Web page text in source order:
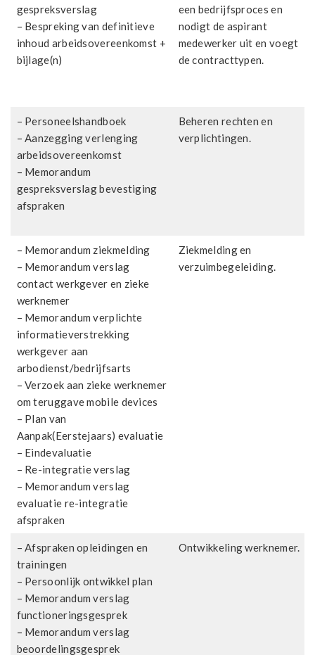
gespreksverslag
– Bespreking van definitieve
inhoud arbeidsovereenkomst +
bijlage(n)
een bedrijfsproces en
nodigt de aspirant
medewerker uit en voegt
de contracttypen.
– Personeelshandboek
– Aanzegging verlenging
arbeidsovereenkomst
– Memorandum
gespreksverslag bevestiging
afspraken
Beheren rechten en
verplichtingen.
– Memorandum ziekmelding
– Memorandum verslag
contact werkgever en zieke
werknemer
– Memorandum verplichte
informatieverstrekking
werkgever aan
arbodienst/bedrijfsarts
– Verzoek aan zieke werknemer
om teruggave mobile devices
– Plan van
Aanpak(Eerstejaars) evaluatie
– Eindevaluatie
– Re-integratie verslag
– Memorandum verslag
evaluatie re-integratie
afspraken
Ziekmelding en
verzuimbegeleiding.
– Afspraken opleidingen en
trainingen
– Persoonlijk ontwikkel plan
– Memorandum verslag
functioneringsgesprek
– Memorandum verslag
beoordelingsgesprek
Ontwikkeling werknemer.